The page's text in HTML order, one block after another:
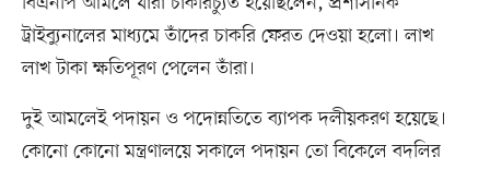
ট্রাইব্যুনালের মাধ্যমে তাঁদের চাকরি ফেরত দেওয়া হলো। লাখ
লাখ টাকা ক্ষতিপূরণ পেলেন তাঁরা।
দুই আমলেই পদায়ন ও পদোন্নতিতে ব্যাপক দলীয়করণ হয়েছে।
কোনো কোনো মন্ত্রণালয়ে সকালে পদায়ন তো বিকেলে বদলির